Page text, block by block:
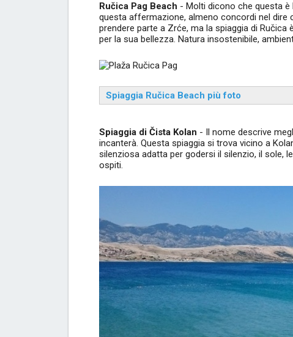
Ručica Pag Beach - Molti dicono che questa
questa affermazione, almeno concordi nel dire
prendere parte a Zrće, ma la spiaggia di
per la sua bellezza. Natura insostenibile,
Spiaggia Ručica Beach più foto
Spiaggia di Čista Kolan - Il nome descrive
incanterà. Questa spiaggia si trova vicino a
silenziosa adatta per godersi il silenzio, il sole,
ospiti.